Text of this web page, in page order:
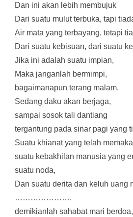
Dan ini akan lebih membujuk
Dari suatu mulut terbuka, tapi
Air mata yang terbayang, tetapi
Dari suatu kebisuan, dari suatu
Jika ini adalah suatu impian,
Maka janganlah bermimpi,
bagaimanapun terang malam.
Sedang daku akan berjaga,
sampai sosok tali dantiang
tergantung pada sinar pagi yang
Suatu khianat yang telah
suatu kebakhilan manusia yang
suatu noda,
Dan suatu derita dan keluh uang
………………….
demikianlah sahabat mari berdoa,